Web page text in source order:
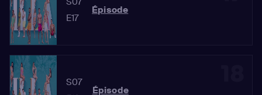
E17
Épisode
S07
Épisode